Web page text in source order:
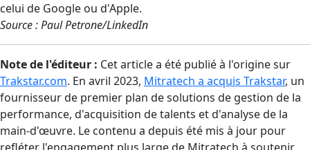
celui de Google ou d'Apple.
Source : Paul Petrone/LinkedIn
Note de l'éditeur : Cet article a été publié à l'origine sur
Trakstar.com. En avril 2023, Mitratech a acquis Trakstar, un
fournisseur de premier plan de solutions de gestion de la
performance, d'acquisition de talents et d'analyse de la
main-d'œuvre. Le contenu a depuis été mis à jour pour